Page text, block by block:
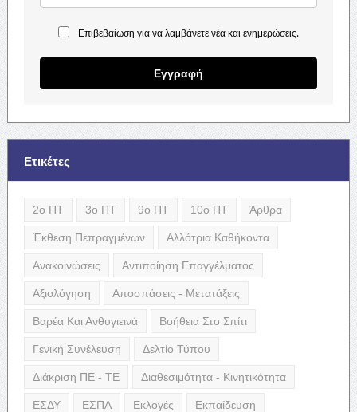
Επιβεβαίωση για να λαμβάνετε νέα και ενημερώσεις.
Εγγραφή
Ετικέτες
2ο ΠΤ 3ο ΠΤ 9ο ΠΤ 10ο ΠΤ Άρθρα
Έκθεση Πεπραγμένων Αλλότρια Καθήκοντα
Ανακοινώσεις Αντιποίηση Επαγγέλματος
Αξιολόγηση Αποσπάσεις - Μετατάξεις
Βαρέα Και Ανθυγιεινά Βοήθεια Στο Σπίτι
Γενική Συνέλευση Δελτίο Τύπου
Διάκριση ΠΕ - ΤΕ Διαθεσιμότητα - Κινητικότητα
ΕΣΔΥ ΕΣΠΑ Εκλογές Εκπαίδευση